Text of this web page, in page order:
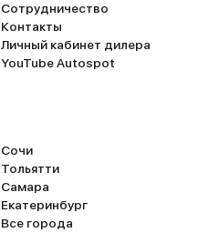
Сотрудничество
Контакты
Личный кабинет дилера
YouTube Autospot
Сочи
Тольятти
Самара
Екатеринбург
Все города